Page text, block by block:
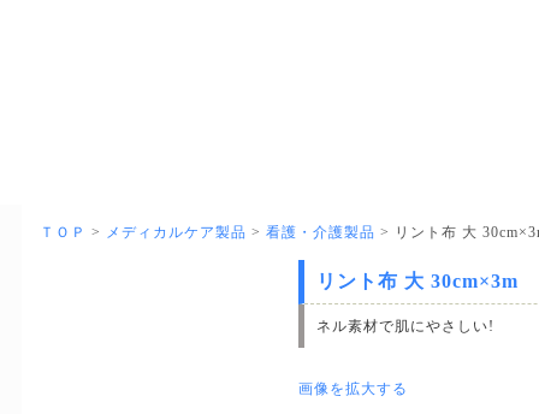
ＴＯＰ > メディカルケア製品 > 看護・介護製品 > リント布 大
リント布 大 30cm×3m
ネル素材で肌にやさしい!
画像を拡大する